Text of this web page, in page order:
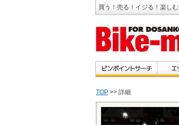
買う！売る！イジる！楽し
TOP >> 詳細